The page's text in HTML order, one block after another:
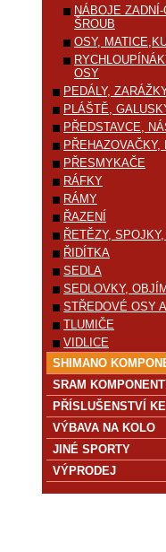
NÁBOJE
ŠROUB
OSY,
OSY
PEDÁLY,
PLÁŠTĚ,
PŘEDSTAVCE,
PŘEHAZOVAČKY,
PŘESMYKAČE
RÁFKY
RÁMY
ŘAZENÍ
ŘETĚZY,
ŘIDÍTKA
SEDLA
SEDLOVKY,
STŘEDOVÉ OSY
TLUMIČE
VIDLICE
SHIMANO
SRAM
PŘÍSLUŠENSTVÍ
VÝBAVA NA KOLO
JINÉ SPORTY
VÝPRODEJ